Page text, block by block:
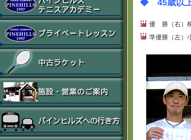
◆ 45歳以上
優 勝（右）
準優勝（左）